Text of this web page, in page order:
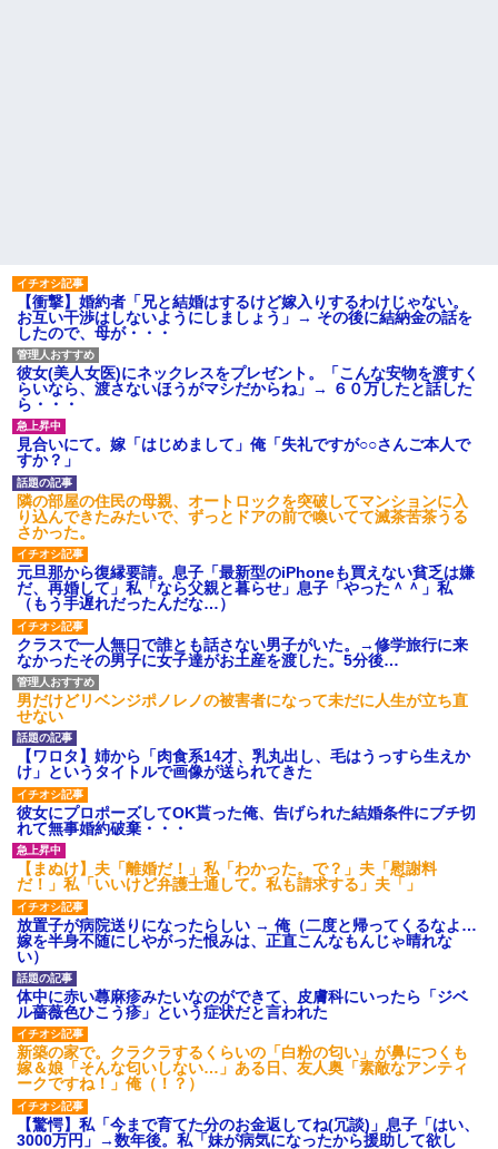
ｗ
プロポーズした彼女のご両親
へ挨拶に行った結果→ 彼女の兄
「ああああおおおお！！」 俺
『！？』 兄がいるのは聞いてた
けど、ガチの池沼だったんだ...
ハードオフに売っていた4万
4000円のフィギュアがヤバすぎ
るｗｗｗｗｗｗ「こんな高い
の？ｗｗ」「逆に超安い」
私「ちょっと、人の家の金庫
触らないでよ！」キチママ『そ
こに金庫があったから、開けて
みようとしただけ☆』義兄「泥
は出てけ！二度と来るな！」結
果・・・
私「初めて飲む味だけどなん
のお茶？」彼「ちっ！」私「」
【GIF】JSのカンチョーワロ
タ
後続車にクラクションを鳴ら
され彼氏が逆切れ。「何クラク
ション鳴らしてんだ！降りてこ
いよ！」と怒鳴りだし...
【衝撃】報酬100万円超の治験
募集がこちらｗｗｗｗｗ(※画像
あり)
【ネット騒然】惨殺されたタ
ワマン頂き女子のこの動画、す
げえええええｗｗｗｗｗｗｗｗ
ｗｗｗ
【愕然】白のクラウン俺氏、
高速道路左車線を制限速度で走
った結果wwwwwwwwwwww
百年の恋12-899 食べた量を
張り合ってくる
【悲報】佐藤輝明・・・２軍
でも盛大にやらかす←あまり悲
しませないでくれ
【衝撃】婚約者「兄と結婚はするけど嫁入りするわけじゃない。
お互い干渉はしないようにしましょう」→ その後に結納金の話を
したので、母が・・・
彼女(美人女医)にネックレスをプレゼント。「こんな安物を渡すく
らいなら、渡さないほうがマシだからね」→ ６０万したと話した
ら・・・
見合いにて。嫁「はじめまして」俺「失礼ですが○○さんご本人で
すか？」
隣の部屋の住民の母親、オートロックを突破してマンションに入
り込んできたみたいで、ずっとドアの前で喚いてて滅茶苦茶うる
さかった。
元旦那から復縁要請。息子「最新型のiPhoneも買えない貧乏は嫌
だ、再婚して」私「なら父親と暮らせ」息子「やった＾＾」私
（もう手遅れだったんだな…）
クラスで一人無口で誰とも話さない男子がいた。→修学旅行に来
なかったその男子に女子達がお土産を渡した。5分後…
男だけどリベンジポノレノの被害者になって未だに人生が立ち直
せない
【ワロタ】姉から「肉食系14才、乳丸出し、毛はうっすら生えか
け」というタイトルで画像が送られてきた
彼女にプロポーズしてOK貰った俺、告げられた結婚条件にブチ切
れて無事婚約破棄・・・
【まぬけ】夫「離婚だ！」私「わかった。で？」夫「慰謝料
だ！」私「いいけど弁護士通して。私も請求する」夫「」
放置子が病院送りになったらしい → 俺（二度と帰ってくるなよ…
嫁を半身不随にしやがった恨みは、正直こんなもんじゃ晴れな
い）
体中に赤い蕁麻疹みたいなのができて、皮膚科にいったら「ジベ
ル薔薇色ひこう疹」という症状だと言われた
新築の家で。クラクラするくらいの「白粉の匂い」が鼻につくも
嫁＆娘「そんな匂いしない…」ある日、友人奥「素敵なアンティ
ークですね！」俺（！？）
【驚愕】私「今まで育てた分のお金返してね(冗談)」息子「はい、
3000万円」→数年後。私「妹が病気になったから援助して欲し